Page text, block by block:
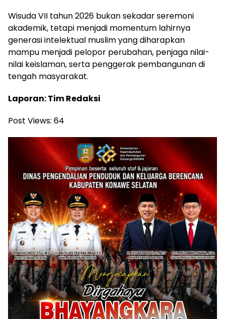
Wisuda VII tahun 2026 bukan sekadar seremoni
akademik, tetapi menjadi momentum lahirnya
generasi intelektual muslim yang diharapkan
mampu menjadi pelopor perubahan, penjaga nilai-
nilai keislaman, serta penggerak pembangunan di
tengah masyarakat.
Laporan: Tim Redaksi
Post Views: 64